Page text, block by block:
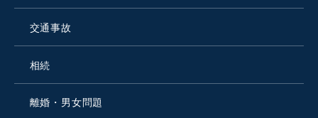
交通事故
相続
離婚・男女問題